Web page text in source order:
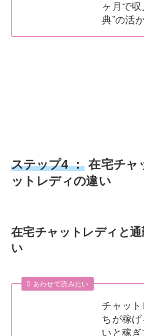
ヶ月で
典”の活
ステップ4 ：在宅チャ
ットレディの違い
在宅チャットレディと
い
あわせて読みたい
チャッ
ちが稼
いと稼